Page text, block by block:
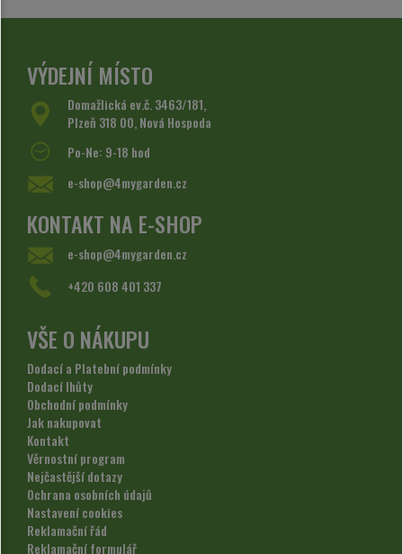
VÝDEJNÍ MÍSTO
Domažlická ev.č. 3463/181,
Plzeň 318 00, Nová Hospoda
Po-Ne: 9-18 hod
e-shop@4mygarden.cz
KONTAKT NA E-SHOP
e-shop@4mygarden.cz
+420 608 401 337
VŠE O NÁKUPU
Dodací a Platební podmínky
Dodací lhůty
Obchodní podmínky
Jak nakupovat
Kontakt
Věrnostní program
Nejčastější dotazy
Ochrana osobních údajů
Nastavení cookies
Reklamační řád
Reklamační formulář